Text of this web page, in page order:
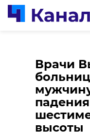
Врачи
высоты
В
этап
23 сентября 2024,